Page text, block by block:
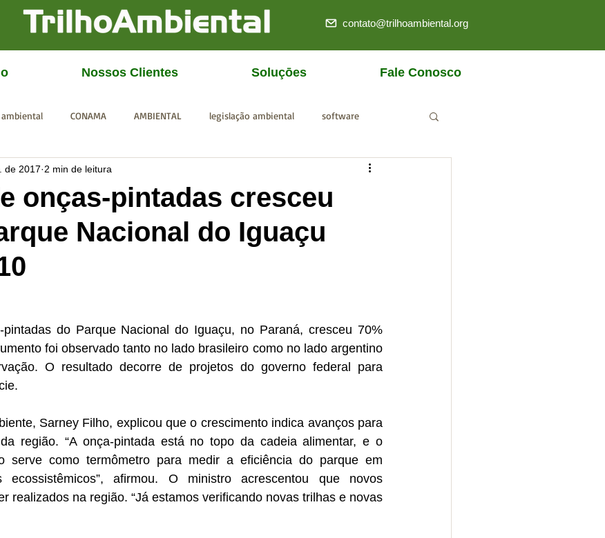
contato@trilhoambiental.org
Nossos Clientes Soluçōes Fale Conosco
CONAMA AMBIENTAL legislação ambiental software
IBAMA SISEMA
onças-pintadas cresceu
Nacional do Iguaçu
de 2017 2 min de leitura
do Parque Nacional do Iguaçu, no Paraná, cresceu 70%
foi observado tanto no lado brasileiro como no lado argentino
O resultado decorre de projetos do governo federal para
Sarney Filho, explicou que o crescimento indica avanços para
região. “A onça-pintada está no topo da cadeia alimentar, e o
serve como termômetro para medir a eficiência do parque em
ecossistêmicos”, afirmou. O ministro acrescentou que novos
realizados na região. “Já estamos verificando novas trilhas e novas